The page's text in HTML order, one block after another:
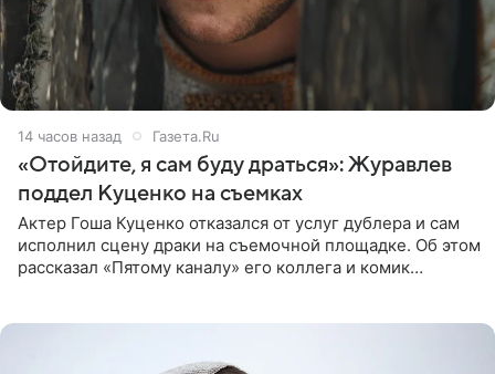
14 часов назад Газета.Ru
«Отойдите, я сам буду драться»: Журавлев
поддел Куценко на съемках
Актер Гоша Куценко отказался от услуг дублера и сам
исполнил сцену драки на съемочной площадке. Об этом
рассказал «Пятому каналу» его коллега и комик